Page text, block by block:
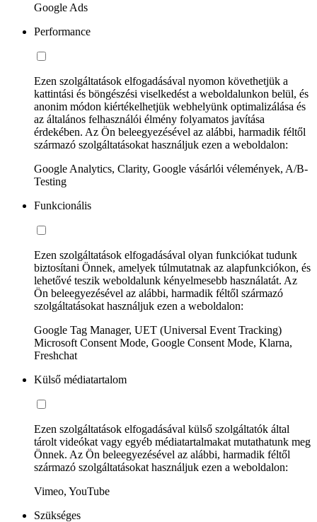
Google Ads
Performance
Ezen szolgáltatások elfogadásával nyomon követhetjük a
kattintási és böngészési viselkedést a weboldalunkon belül, és
anonim módon kiértékelhetjük webhelyünk optimalizálása és
az általános felhasználói élmény folyamatos javítása
érdekében. Az Ön beleegyezésével az alábbi, harmadik féltől
származó szolgáltatásokat használjuk ezen a weboldalon:
Google Analytics, Clarity, Google vásárlói vélemények, A/B-
Testing
Funkcionális
Ezen szolgáltatások elfogadásával olyan funkciókat tudunk
biztosítani Önnek, amelyek túlmutatnak az alapfunkciókon, és
lehetővé teszik weboldalunk kényelmesebb használatát. Az
Ön beleegyezésével az alábbi, harmadik féltől származó
szolgáltatásokat használjuk ezen a weboldalon:
Google Tag Manager, UET (Universal Event Tracking)
Microsoft Consent Mode, Google Consent Mode, Klarna,
Freshchat
Külső médiatartalom
Ezen szolgáltatások elfogadásával külső szolgáltatók által
tárolt videókat vagy egyéb médiatartalmakat mutathatunk meg
Önnek. Az Ön beleegyezésével az alábbi, harmadik féltől
származó szolgáltatásokat használjuk ezen a weboldalon:
Vimeo, YouTube
Szükséges